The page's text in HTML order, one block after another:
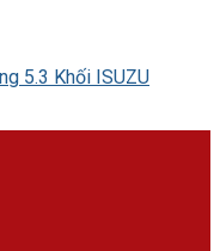
5.3 Khối ISUZU